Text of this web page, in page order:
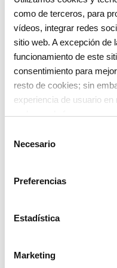
como de terceros, para
vídeos, integrar redes
sitio web. A excepción de
funcionamiento de este
consentimiento para
resto de cookies; sin
experiencia de usuario
rechazar de forma
nuestraPolítica de
Necesario
Preferencias
Estadística
Marketing
desarrollen sus
retos y
¿Nos sigues?